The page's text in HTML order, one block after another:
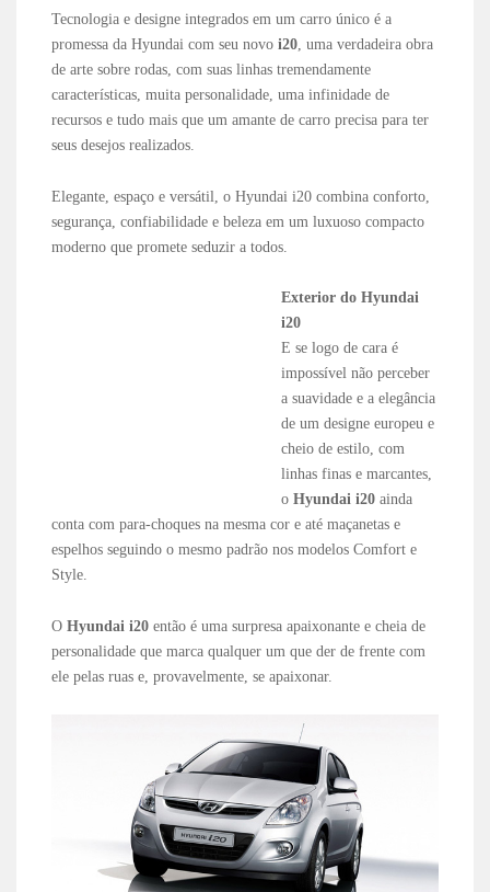
Tecnologia e designe integrados em um carro único é a
promessa da Hyundai com seu novoi20, uma verdadeira obra
de arte sobre rodas, com suas linhas tremendamente
características, muita personalidade, uma infinidade de
recursos e tudo mais que um amante de carro precisa para ter
seus desejos realizados.
Elegante, espaço e versátil, o Hyundai i20 combina conforto,
segurança, confiabilidade e beleza em um luxuoso compacto
moderno que promete seduzir a todos.
Exterior do Hyundai
i20
E se logo de cara é
impossível não perceber
a suavidade e a elegância
de um designe europeu e
cheio de estilo, com
linhas finas e marcantes,
oHyundai i20 ainda
conta com para-choques na mesma cor e até maçanetas e
espelhos seguindo o mesmo padrão nos modelos Comfort e
Style.
OHyundai i20 então é uma surpresa apaixonante e cheia de
personalidade que marca qualquer um que der de frente com
ele pelas ruas e, provavelmente, se apaixonar.